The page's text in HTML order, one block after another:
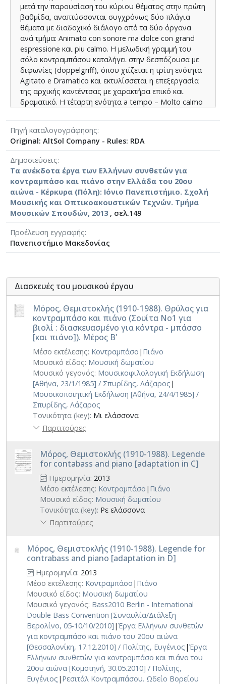
μετά την παρουσίαση του κύριου θέματος στην πρώτη
βαθμίδα, αναπτύσσονται συγχρόνως δύο πλάγια
θέματα με διαδοχικό διάλογο από τα δύο όργανα
ανά τμήμα: Animato con sonore ma dolce con grand
espressione και piu calmo. Η μελωδική γραμμή του
σόλο κοντραμπάσου καταλήγει στην δεσπόζουσα με
διφωνίες (doppelgriff), όπου χτίζεται η τρίτη ενότητα
Agitato e Dramatico και εκτυλίσσεται η επεξεργασία
της αρχικής καντέντσας με χαρακτήρα επικό και
δραματικό. Η τέταρτη ενότητα a tempo – Molto calmo
από το σόλο όργανο.
Πηγή καταλογογράφησης
Original: AltSol Company - Rules: RDA
Δημοσιεύσεις
Τα ανέκδοτα έργα των Ελλήνων συνθετών για
κοντραμπάσο και πιάνο στην Ελλάδα του 20ου
αιώνα - Κέρκυρα (Πόλη): Ιόνιο Πανεπιστήμιο. Σχολή
Μουσικής και Οπτικοακουστικών Τεχνών. Τμήμα
Μουσικών Σπουδών, 2013 , σελ.149
Προέλευση εγγραφής
Πανεπιστήμιο Μακεδονίας
Διασκευές του μουσικού έργου
Μόρος, Θεμιστοκλής (1910-1988). Θρύλος για
κοντραμπάσο και πιάνο (Σουίτα No1 για
βιολί : διασκευασμένο για κόντρα - μπάσσο
[και πιάνο]). Μέρος Β'
Μέσο εκτέλεσης: Κοντραμπάσο | Πιάνο
Μουσικό είδος: Μουσική δωματίου
Μουσικό γεγονός: Μουσικοφιλολογική Εκδήλωση
[Αθήνα, 23/1/1985] / Σπυρίδης, Λάζαρος |
Μουσικοποιητική Εκδήλωση [Αθήνα, 24/4/1985] /
Σπυρίδης, Λάζαρος
Τονικότητα (key): Μι ελάσσονα
Παρτιτούρες
Μόρος, Θεμιστοκλής (1910-1988). Legende
for contabass and piano [adaptation in C]
Ημερομηνία: 2013
Μέσο εκτέλεσης: Κοντραμπάσο | Πιάνο
Μουσικό είδος: Μουσική δωματίου
Τονικότητα (key): Ρε ελάσσονα
Παρτιτούρες
Μόρος, Θεμιστοκλής (1910-1988). Legende for
contrabass and piano [adaptation in D]
Ημερομηνία: 2013
Μέσο εκτέλεσης: Κοντραμπάσο | Πιάνο
Μουσικό είδος: Μουσική δωματίου
Μουσικό γεγονός: Bass2010 Berlin - International
Double Bass Convention [Συναυλία/Διάλεξη -
Βερολίνο, 05-10/10/2010] |Έργα Ελλήνων συνθετών
για κοντραμπάσο και πιάνο του 20ου αιώνα
[Θεσσαλονίκη, 17.12.2010] / Πολίτης, Ευγένιος |Έργα
Ελλήνων συνθετών για κοντραμπάσο και πιάνο του
20ου αιώνα [Κομοτηνή, 30.05.2010] / Πολίτης,
Ευγένιος | Ρεσιτάλ Κοντραμπάσου. Ωδείο Βορείου